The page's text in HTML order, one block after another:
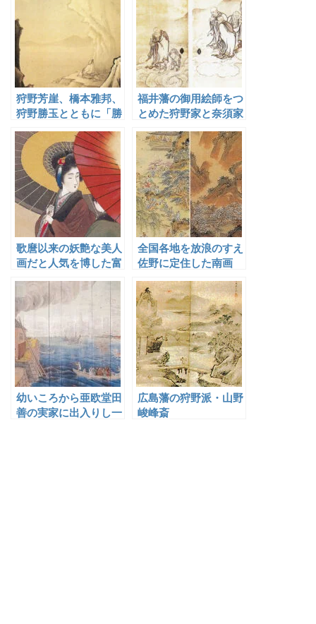
狩野芳崖、橋本雅邦、
狩野勝玉とともに「勝
川院の四天王」と称さ
れた木村立嶽
福井藩の御用絵師をつ
とめた狩野家と奈須家
歌麿以来の妖艶な美人
画だと人気を博した富
岡永洗
全国各地を放浪のすえ
佐野に定住した南画
家・王欽古
幼いころから亜欧堂田
善の実家に出入りし一
広島藩の狩野派・山野
峻峰斎